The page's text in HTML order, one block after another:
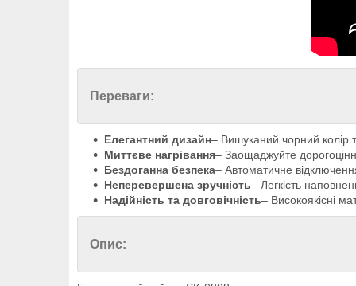
Переваги:
Елегантний дизайн– Вишуканий чорний колір
Миттєве нагрівання– Заощаджуйте
Бездоганна безпека– Автоматичне
Неперевершена зручність– Легкість
Надійність та довговічність– Високоякісні
Опис: